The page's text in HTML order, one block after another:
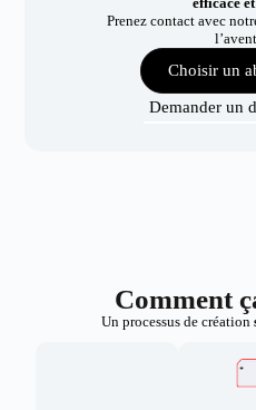
Prenez contact avec
Choisir un
Demander un
Comment
Un processus de création